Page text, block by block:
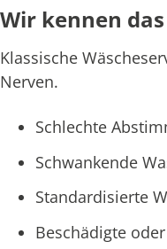
Wir kennen
Klassische
Nerven.
Schlechte
Schwankende
Standardisierte
Beschädigte